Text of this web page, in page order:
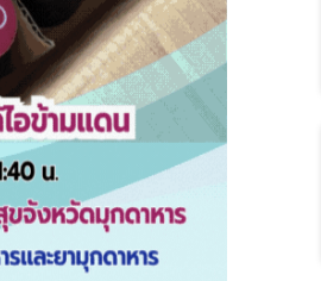
ท่านต้องการ Subscribe